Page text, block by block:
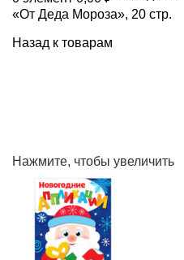
«От Деда Мороза», 20 стр.
Назад к товарам
Нажмите, чтобы увеличить